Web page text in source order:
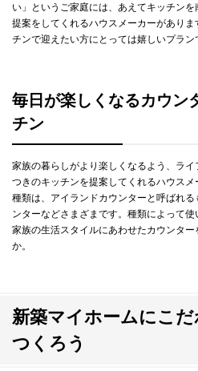
い」というご家庭には、あえてキッチン
提案をしてくれるハウスメーカーがあり
チンで迎えたい方にとっては嬉しいプラン
毎日が楽しくなるカウン
チン
家族の暮らしがより楽しくなるよう、ラ
つきのキッチンを提案してくれるハウス
種類は、アイランドカウンターと呼ばれ
ンターなどさまざまです。種類によって使
家族の生活スタイルにあわせたカウンタ
か。
新築マイホームにこ
つくろう